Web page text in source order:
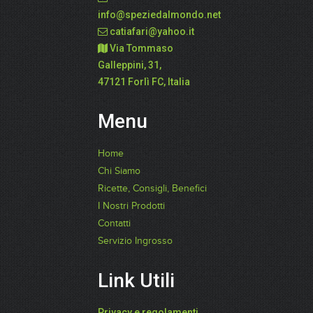
info@speziedalmondo.net
catiafari@yahoo.it
Via Tommaso
Galleppini, 31,
47121 Forlì FC, Italia
Menu
Home
Chi Siamo
Ricette, Consigli, Benefici
I Nostri Prodotti
Contatti
Servizio Ingrosso
Link Utili